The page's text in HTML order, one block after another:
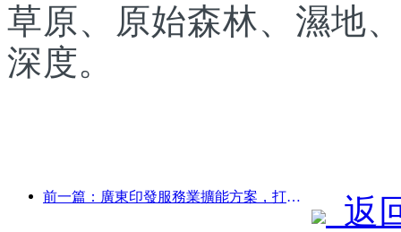
草原、原始森林、濕地
深度。
前一篇：廣東印發服務業擴能方案，打造大灣區世界級旅游目的地
返